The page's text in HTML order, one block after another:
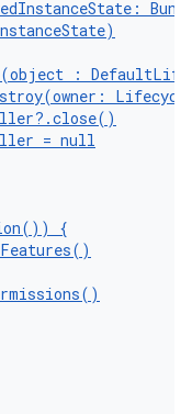
:
)
(object :
(owner :
?.close()
= null
())
{
()
()